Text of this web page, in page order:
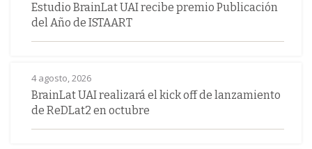
Estudio BrainLat UAI recibe premio Publicación
del Año de ISTAART
4 agosto, 2026
BrainLat UAI realizará el kick off de lanzamiento
de ReDLat2 en octubre